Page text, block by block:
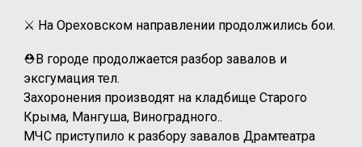
⚔️ На Ореховском направлении продолжились бои.
⛑️В городе продолжается разбор завалов и
эксгумация тел.
Захоронения производят на кладбище Старого
Крыма, Мангуша, Виноградного..
МЧС приступило к разбору завалов Драмтеатра